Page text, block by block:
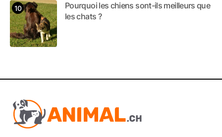
Pourquoi les chiens sont-ils meilleurs que
les chats ?